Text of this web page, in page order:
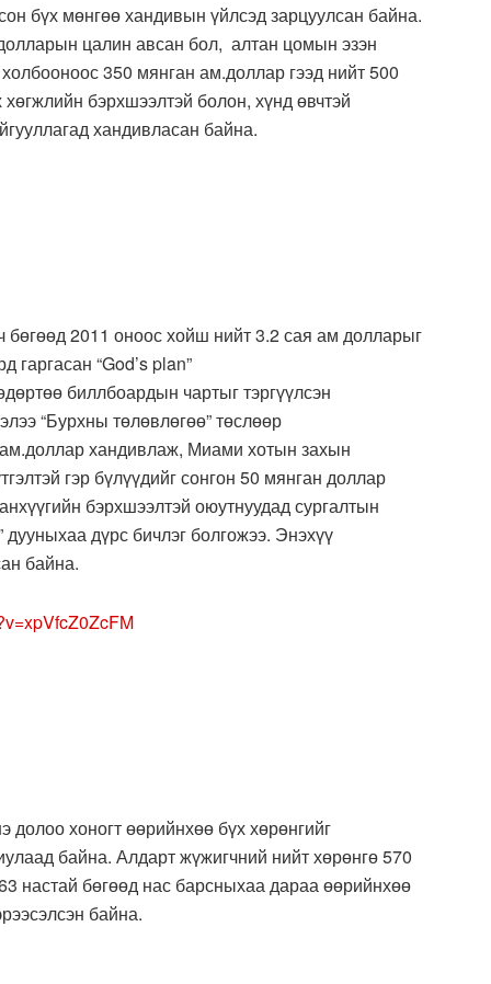
бүх мөнгөө хандивын үйлсэд зарцуулсан байна.
цалин авсан бол, алтан цомын эзэн
350 мянган ам.доллар гээд нийт 500
бэрхшээлтэй болон, хүнд өвчтэй
хандивласан байна.
2011 оноос хойш нийт 3.2 сая ам долларыг
гаргасан “God’s plan”
биллбоардын чартыг тэргүүлсэн
“Бурхны төлөвлөгөө” төслөөр
хандивлаж, Миами хотын захын
гэр бүлүүдийг сонгон 50 мянган доллар
бэрхшээлтэй оюутнуудад сургалтын
дууныхаа дүрс бичлэг болгожээ. Энэхүү
байна.
хоногт өөрийнхөө бүх хөрөнгийг
байна. Алдарт жүжигчний нийт хөрөнгө 570
настай бөгөөд нас барсныхаа дараа өөрийнхөө
байна.